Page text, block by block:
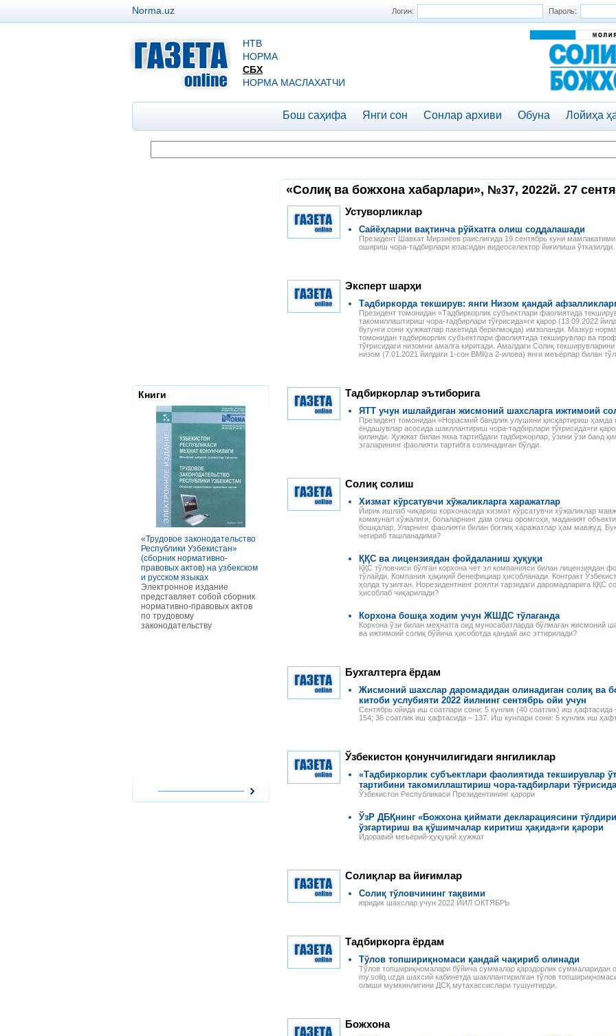
Логин: Пароль:
Norma.uz
НТВ
НОРМА
СБХ
НОРМА МАСЛАХАТЧИ
Бош саҳифа Янги сон Сонлар архиви Обуна Лойиҳа
Книги
«Трудовое законодательство
Республики Узбекистан»
(сборник нормативно-
правовых актов) на узбекском
и русском языках
Электронное издание
представляет собой сборник
нормативно-правовых актов
по трудовому
законодательству
РАСЧЕТЫ С ПЕРСОНАЛОМ II
В книге рассмотрены вопросы
оплаты труда отдельных
отдельных сферах и случаях.
особенности оплаты труда
совместителей, сезонных
работников и надомников —
совместителей, начисление
им заработной платы при
повременной и сдельной
форме оплаты труда, виды
сезонных работ и расчеты с
работниками-сезонщиками,
особенности организации
использовании труда
надомников, возмещение
расходов надомников и
оплата их труда.
Налоговое законодательство
Республики Узбекистан
Сборник нормативно-
правовых актов
по сути представляет собой
сборник нормативно-
правовых актов по налоговому
законодательству Республики
Узбекистан. В него вошли все
постановления,
распоряжения Президента
Республики Узбекистан,
Узбекистан,
зарегистрированные
Министерством юстиции
Республики Узбекистан, а
также иные нормативные
акты, в том числе
Годовой отчет–2013
Издательство «Norma»
предлагает новую
специалисты подробно, по
строкам баланса,
порядок учета финансово-
хозяйственных операций и
сопровождаются
примерами и конкретными
расчетами, с учетом всех
«Солиқ ва божхона хабарлари», №37, 2022й. 27
Устуворликлар
Сайёҳларни вақтинча рўйхатга олиш соддалашади
Президент Шавкат Мирзиёев раислигида 19 сентябрь куни
ошириш чора-тадбирлари юзасидан видеоселектор йиғилиши ўтказилди.
Эксперт шарҳи
Тадбиркорда текширув: янги Низом қандай
Президент томонидан «Тадбиркорлик субъектлари фаолиятида
такомиллаштириш чора-тадбирлари тўғрисида»ги қарор (13.09.2022
бугунги сони ҳужжатлар пакетида берилмоқда) имзоланди. Мазкур
томонидан тадбиркорлик субъектлари фаолиятида текширувлар ва
тўғрисидаги низомни амалга киритади. Амалдаги Солиқ
низом (7.01.2021 йилдаги 1-сон ВМҚга 2-илова) янги меъёрлар билан
Тадбиркорлар эътиборига
ЯТТ учун ишлайдиган жисмоний шахсларга ижтимоий
Президент томонидан «Норасмий бандлик улушини қисқартириш
ёндашувлар асосида шакллантириш чора-тадбирлари тўғрисида»ги
қилинди. Ҳужжат билан якка тартибдаги тадбиркорлар, ўзини ўзи банд
эгаларининг фаолияти тартибга солинадиган бўлди.
Солиқ солиш
Хизмат кўрсатувчи хўжаликларга харажатлар
Йирик ишлаб чиқариш корхонасида хизмат кўрсатувчи хўжаликлар
коммунал хўжалиги, болаларнинг дам олиш оромгоҳи, маданият
бошқалар. Уларнинг фаолияти билан боғлиқ харажатлар ҳам мавжуд.
чегириб ташланадими?
ҚҚС ва лицензиядан фойдаланиш ҳуқуқи
ҚҚС тўловчиси бўлган корхона чет эл компанияси билан лицензиядан
тўлайди. Компания ҳақиқий бенефициар ҳисобланади. Контракт
ҳолда тузилган. Норезидентнинг роялти тарзидаги даромадларига ҚҚС
ҳисоблаб чиқарилади?
Корхона бошқа ходим учун ЖШДС тўлаганда
Корхона ўзи билан меҳнатга оид муносабатларда бўлмаган
ва ижтимоий солиқ бўйича ҳисоботда қандай акс эттирилади?
Бухгалтерга ёрдам
Жисмоний шахслар даромадидан олинадиган солиқ ва
китоби услубияти 2022 йилнинг сентябрь ойи учун
Сентябрь ойида иш соатлари сони: 5 кунлик (40 соатлик) иш
154; 36 соатлик иш ҳафтасида – 137. Иш кунлари сони: 5 кунлик иш
Ўзбекистон қонунчилигидаги янгиликлар
«Тадбиркорлик субъектлари фаолиятида текширувлар
тартибини такомиллаштириш чора-тадбирлари
Ўзбекистон Республикаси Президентининг қарори
ЎзР ДБҚнинг «Божхона қиймати декларациясини
ўзгартириш ва қўшимчалар киритиш ҳақида»ги қарори
Идоравий меъёрий-ҳуқуқий ҳужжат
Солиқлар ва йиғимлар
Солиқ тўловчининг тақвими
юридик шахслар учун 2022 ЙИЛ ОКТЯБРЬ
Тадбиркорга ёрдам
Тўлов топшириқномаси қандай чақириб олинади
Тўлов топшириқномалари бўйича суммалар қарздорлик
my.soliq.uzда шахсий кабинетда шакллантирилган тўлов
олиши мумкинлигини ДСҚ мутахассислари тушунтирди.
Божхона